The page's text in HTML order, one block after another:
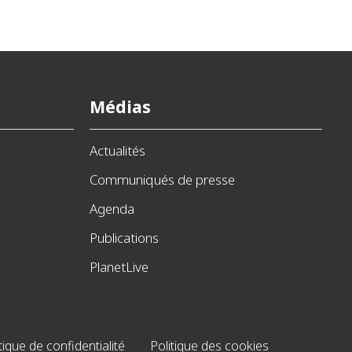
Médias
Actualités
Communiqués de presse
Agenda
Publications
PlanetLive
de confidentialité Politique des cookies